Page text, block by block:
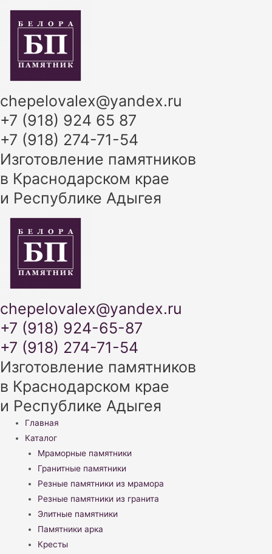
содержимому
chepelovalex@yandex.ru
+7 (918) 924 65 87
+7 (918) 274-71-54
Изготовление памятников
в Краснодарском крае
и Республике Адыгея
chepelovalex@yandex.ru
+7 (918) 924-65-87
+7 (918) 274-71-54
Изготовление памятников
в Краснодарском крае
и Республике Адыгея
Меню
Главная
Каталог
Мраморные памятники
Гранитные памятники
Резные памятники из мрамора
Резные памятники из гранита
Элитные памятники
Памятники арка
Кресты